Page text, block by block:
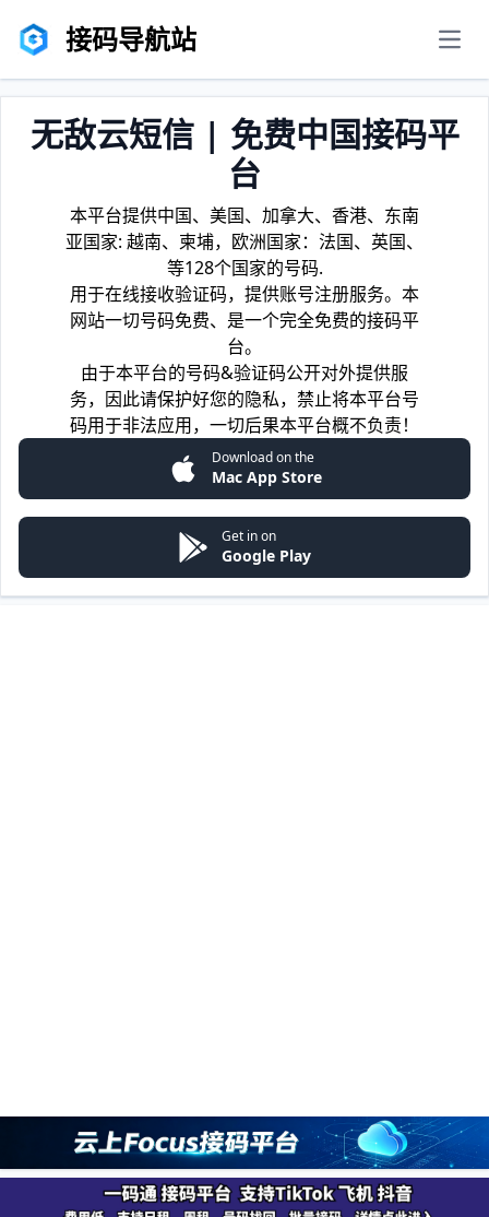
接码导航站
无敌云短信 | 免费中国接码平
台
本平台提供中国、美国、加拿大、香港、东南
亚国家: 越南、柬埔，欧洲国家：法国、英国、
等128个国家的号码.
用于在线接收验证码，提供账号注册服务。本
网站一切号码免费、是一个完全免费的接码平
台。
由于本平台的号码&验证码公开对外提供服
务，因此请保护好您的隐私，禁止将本平台号
码用于非法应用，一切后果本平台概不负责！
Download on the
Mac App Store
Get in on
Google Play